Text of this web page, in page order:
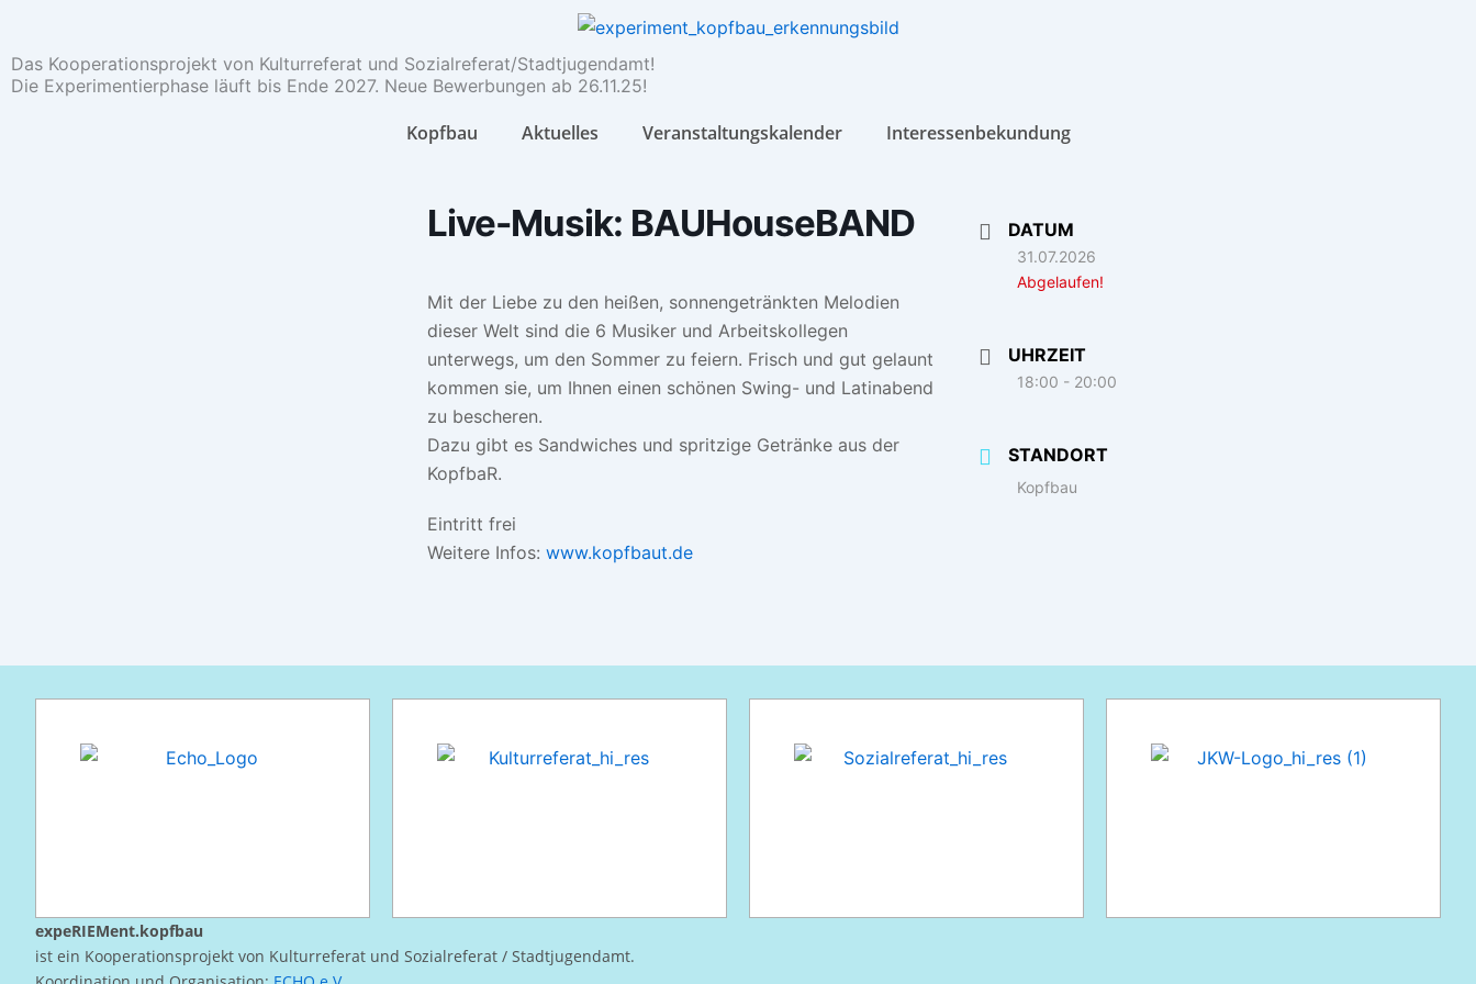
springen
Das Kooperationsprojekt von Kulturreferat und Sozialreferat/Stadtjugendamt!
Die Experimentierphase läuft bis Ende 2027. Neue Bewerbungen ab 26.11.25!
Kopfbau Aktuelles Veranstaltungskalender Interessenbekundung
Live-Musik: BAUHouseBAND
Mit der Liebe zu den heißen, sonnengetränkten Melodien
dieser Welt sind die 6 Musiker und Arbeitskollegen
unterwegs, um den Sommer zu feiern. Frisch und gut gelaunt
kommen sie, um Ihnen einen schönen Swing- und Latinabend
zu bescheren.
Dazu gibt es Sandwiches und spritzige Getränke aus der
KopfbaR.
Eintritt frei
Weitere Infos: www.kopfbaut.de
DATUM
31.07.2026
Abgelaufen!
UHRZEIT
18:00 - 20:00
STANDORT
Kopfbau
expeRIEMent.kopfbau
ist ein Kooperationsprojekt von Kulturreferat und Sozialreferat / Stadtjugendamt.